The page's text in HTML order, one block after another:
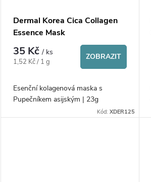
Dermal Korea Cica Collagen
Essence Mask
35 Kč/ ks
Měrná
1,52 Kč / 1 g
ZOBRAZIT
Esenční kolagenová maska s
Pupečníkem asijským | 23g
Kód:XDER125